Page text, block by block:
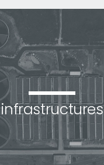
infrastructures